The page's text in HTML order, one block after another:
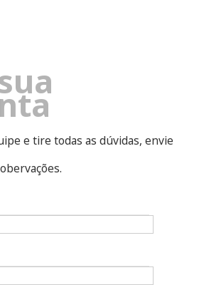
e tire todas as dúvidas, envie